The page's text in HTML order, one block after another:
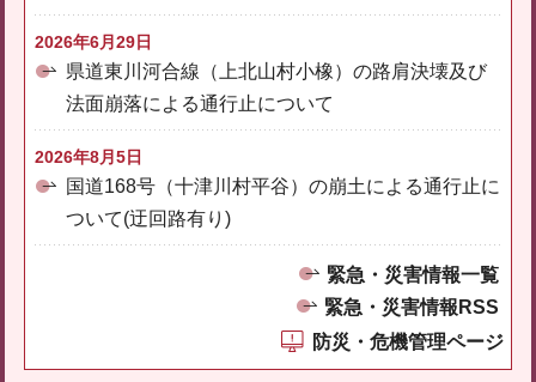
2026年6月29日
県道東川河合線（上北山村小橡）の路肩決壊及び
法面崩落による通行止について
2026年8月5日
国道168号（十津川村平谷）の崩土による通行止に
ついて(迂回路有り)
緊急・災害情報一覧
緊急・災害情報RSS
防災・危機管理ページ